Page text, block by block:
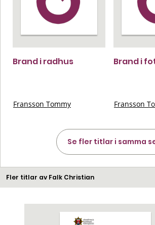
Brand i radhus
Fransson Tommy
Brand i
Fransson
Se fler titlar i samma
Fler titlar av Falk Christian